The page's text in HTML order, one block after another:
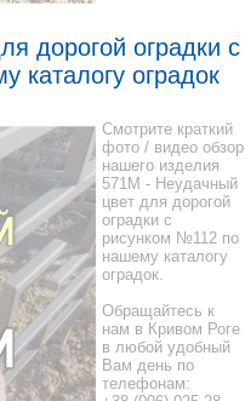
дорогой оградки с
каталогу оградок
Смотрите краткий
фото / видео обзор
нашего изделия
571M - Неудачный
цвет для дорогой
оградки с
рисунком №112 по
нашему каталогу
оградок.
Обращайтесь к
нам в Кривом Роге
в любой удобный
Вам день по
телефонам: